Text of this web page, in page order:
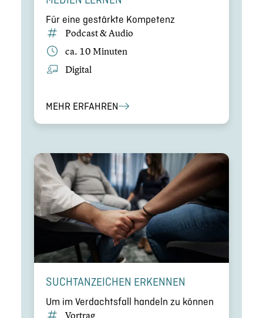
Für eine gestärkte Kompetenz
Podcast & Audio
ca. 10 Minuten
Digital
MEHR ERFAHREN
SUCHT­AN­ZEI­CHEN ERKENNEN
Um im Verdachts­fall handeln zu können
Vortrag